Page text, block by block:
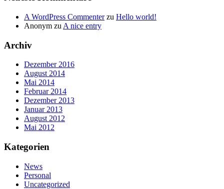
A WordPress Commenterzu Hello world!
Anonym zu A nice entry
Archiv
Dezember 2016
August 2014
Mai 2014
Februar 2014
Dezember 2013
Januar 2013
August 2012
Mai 2012
Kategorien
News
Personal
Uncategorized